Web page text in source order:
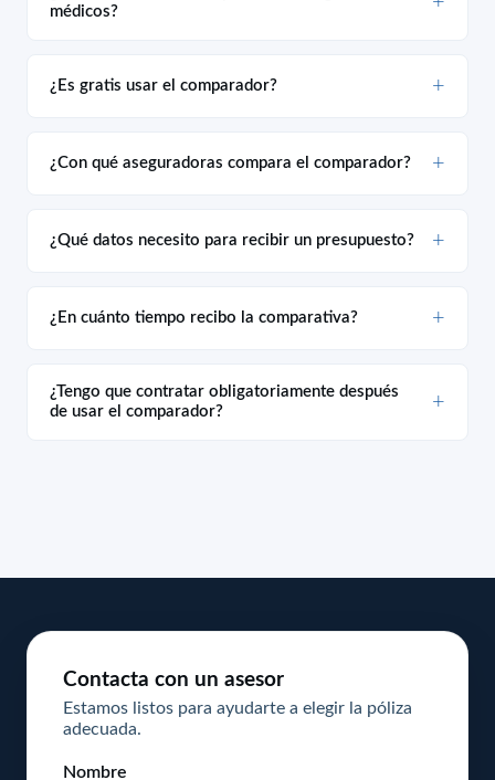
médicos?
¿Es gratis usar el comparador?
¿Con qué aseguradoras compara el comparador?
¿Qué datos necesito para recibir un presupuesto?
¿En cuánto tiempo recibo la comparativa?
¿Tengo que contratar obligatoriamente después
de usar el comparador?
Contacta con un asesor
Estamos listos para ayudarte a elegir la póliza
adecuada.
Nombre